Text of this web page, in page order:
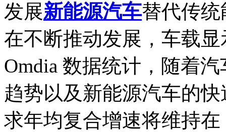
发展新能源汽车替代传
在不断推动发展，车载
Omdia 数据统计，随着
趋势以及新能源汽车的
求年均复合增速将维持在